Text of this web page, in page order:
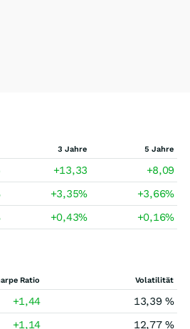
3 Jahre 5 Jahre
+13,33
+8,09
+3,35% +3,66%
+0,43% +0,16%
Ratio Volatilität
+1,44
13,39 %
+1,14 12,77 %